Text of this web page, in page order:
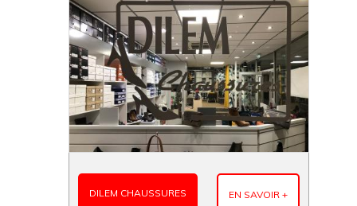
DILEM CHAUSSURES EN SAVOIR +